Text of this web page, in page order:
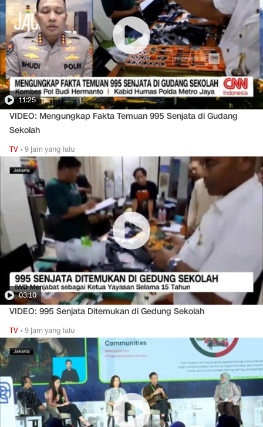
11:25
VIDEO: Mengungkap Fakta Temuan 995 Senjata di Gudang
Sekolah
TV •9 jam yang lalu
03:10
VIDEO: 995 Senjata Ditemukan di Gedung Sekolah
TV •9 jam yang lalu